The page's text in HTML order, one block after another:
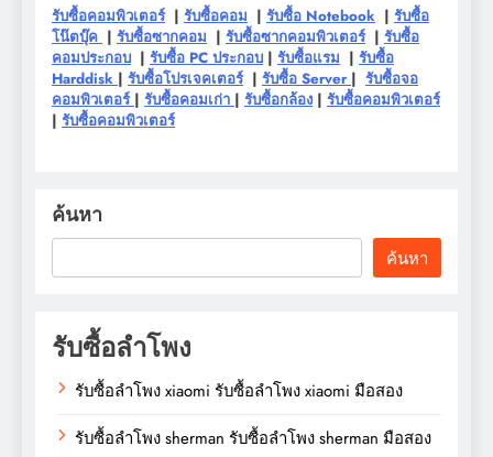
รับซื้อคอมพิวเตอร์| รับซื้อคอม | รับซื้อ Notebook | รับซื้อ
โน๊ตบุ๊ค | รับซื้อซากคอม | รับซื้อซากคอมพิวเตอร์| รับซื้อ
คอมประกอบ | รับซื้อ PC ประกอบ | รับซื้อแรม | รับซื้อ
Harddisk | รับซื้อโปรเจคเตอร์| รับซื้อ Server | รับซื้อจอ
คอมพิวเตอร์ | รับซื้อคอมเก่า | รับซื้อกล้อง | รับซื้อคอมพิวเตอร์
| รับซื้อคอมพิวเตอร์
ค้นหา
ค้นหา
รับซื้อลำโพง
รับซื้อลำโพง xiaomi รับซื้อลำโพง xiaomi มือสอง
รับซื้อลำโพง sherman รับซื้อลำโพง sherman มือสอง